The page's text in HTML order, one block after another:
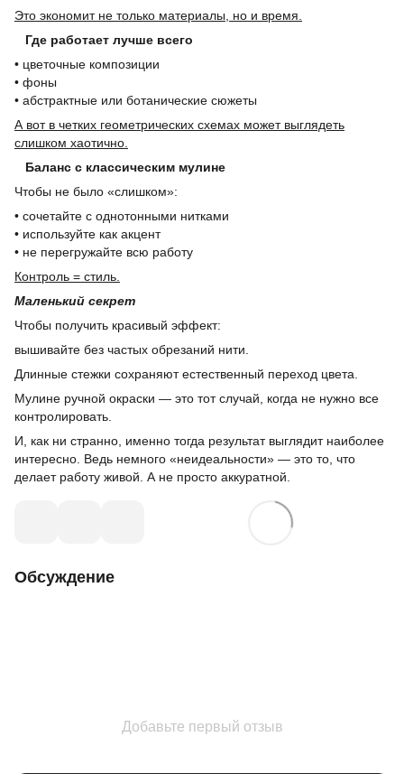
Это экономит не только материалы, но и время.
Где работает лучше всего
• цветочные композиции
• фоны
• абстрактные или ботанические сюжеты
А вот в четких геометрических схемах может выглядеть
слишком хаотично.
Баланс с классическим мулине
Чтобы не было «слишком»:
• сочетайте с однотонными нитками
• используйте как акцент
• не перегружайте всю работу
Контроль = стиль.
Маленький секрет
Чтобы получить красивый эффект:
вышивайте без частых обрезаний нити.
Длинные стежки сохраняют естественный переход цвета.
Мулине ручной окраски — это тот случай, когда не нужно все
контролировать.
И, как ни странно, именно тогда результат выглядит наиболее
интересно. Ведь немного «неидеальности» — это то, что
делает работу живой. А не просто аккуратной.
Обсуждение
Добавьте первый отзыв